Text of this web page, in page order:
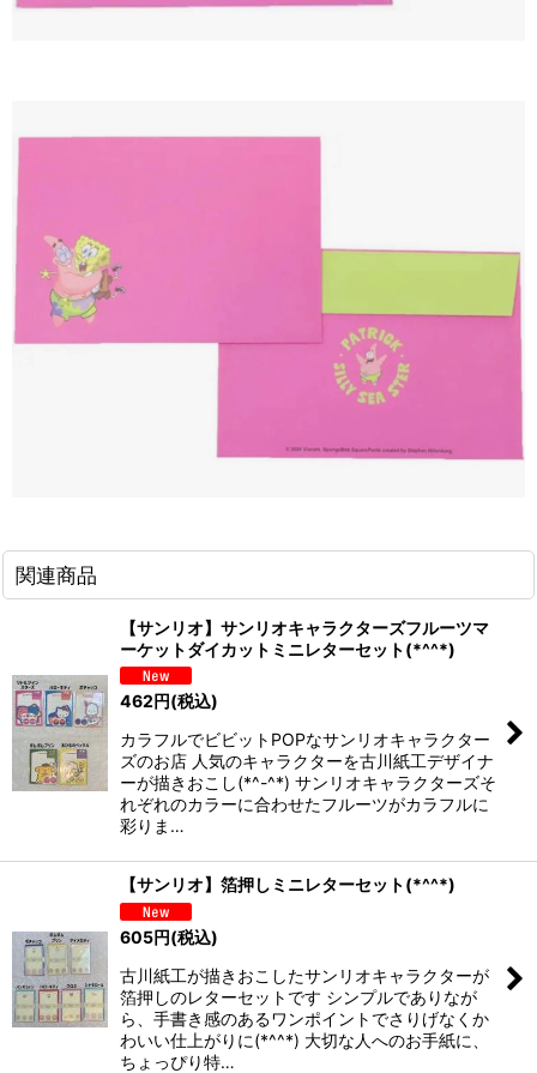
関連商品
【サンリオ】サンリオキャラクターズフルーツマ
ーケットダイカットミニレターセット(*^^*)
462円(税込)
カラフルでビビットPOPなサンリオキャラクター
ズのお店 人気のキャラクターを古川紙工デザイナ
ーが描きおこし(*^-^*) サンリオキャラクターズそ
れぞれのカラーに合わせたフルーツがカラフルに
彩りま…
【サンリオ】箔押しミニレターセット(*^^*)
605円(税込)
古川紙工が描きおこしたサンリオキャラクターが
箔押しのレターセットです シンプルでありなが
ら、手書き感のあるワンポイントでさりげなくか
わいい仕上がりに(*^^*) 大切な人へのお手紙に、
ちょっぴり特…